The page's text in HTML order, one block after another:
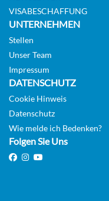
VISABESCHAFFUNG
UNTERNEHMEN
Stellen
Unser Team
Impressum
DATENSCHUTZ
Cookie Hinweis
Datenschutz
Wie melde ich Bedenken?
Folgen Sie Uns